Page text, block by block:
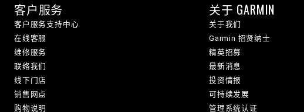
客户服务
客户服务支持中心
在线客服
维修服务
联络我们
线下门店
销售网点
购物说明
关于 GARMIN
关于我们
Garmin 招贤纳士
精英招募
最新消息
投资情报
可持续发展
管理系统认证